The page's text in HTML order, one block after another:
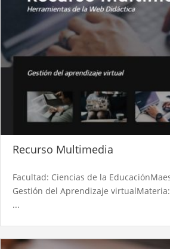
Recurso Multimedia
Facultad: Ciencias de la
Gestión del Aprendizaje
...